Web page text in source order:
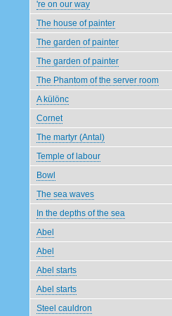
're on our way
The house of painter
The garden of painter
The garden of painter
The Phantom of the server room
A különc
Cornet
The martyr (Antal)
Temple of labour
Bowl
The sea waves
In the depths of the sea
Abel
Abel
Abel starts
Abel starts
Steel cauldron